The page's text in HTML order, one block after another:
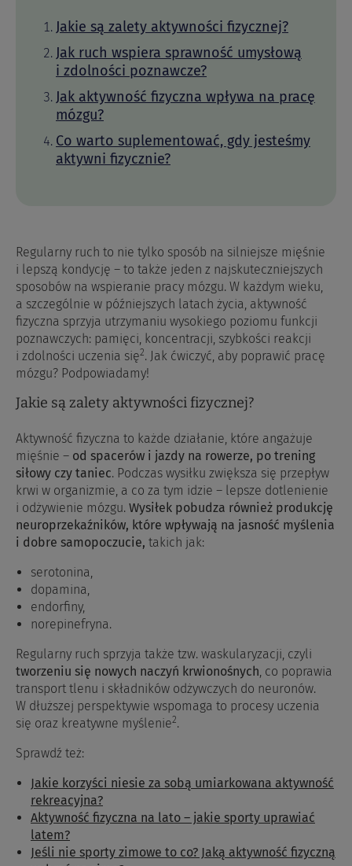
Jakie są zalety aktywności fizycznej?
Jak ruch wspiera sprawność umysłową
i zdolności poznawcze?
Jak aktywność fizyczna wpływa na pracę
mózgu?
Co warto suplementować, gdy jesteśmy
aktywni fizycznie?
Regularny ruch to nie tylko sposób na silniejsze mięśnie
i lepszą kondycję – to także jeden z najskuteczniejszych
sposobów na wspieranie pracy mózgu. W każdym wieku,
a szczególnie w późniejszych latach życia, aktywność
fizyczna sprzyja utrzymaniu wysokiego poziomu funkcji
poznawczych: pamięci, koncentracji, szybkości reakcji
i zdolności uczenia się2. Jak ćwiczyć, aby poprawić pracę
mózgu? Podpowiadamy!
Jakie są zalety aktywności fizycznej?
Aktywność fizyczna to każde działanie, które angażuje
mięśnie – od spacerów i jazdy na rowerze, po trening
siłowy czy taniec. Podczas wysiłku zwiększa się przepływ
krwi w organizmie, a co za tym idzie – lepsze dotlenienie
i odżywienie mózgu. Wysiłek pobudza również produkcję
neuroprzekaźników, które wpływają na jasność myślenia
i dobre samopoczucie, takich jak:
serotonina,
dopamina,
endorfiny,
norepinefryna.
Regularny ruch sprzyja także tzw. waskularyzacji, czyli
tworzeniu się nowych naczyń krwionośnych , co poprawia
transport tlenu i składników odżywczych do neuronów.
W dłuższej perspektywie wspomaga to procesy uczenia
się oraz kreatywne myślenie2.
Sprawdź też:
Jakie korzyści niesie za sobą umiarkowana aktywność
rekreacyjna?
Aktywność fizyczna na lato – jakie sporty uprawiać
latem?
Jeśli nie sporty zimowe to co? Jaką aktywność fizyczną